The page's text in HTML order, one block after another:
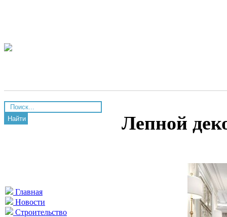
Найти
Главная
Новости
Строительство
Лепной